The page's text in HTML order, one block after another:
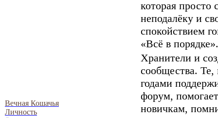
которая просто
неподалёку и
спокойствием
«Всё в порядке».
Вечная Кошачья
Личность
Хранители и
сообщества. Те,
годами
форум, помогает
новичкам,